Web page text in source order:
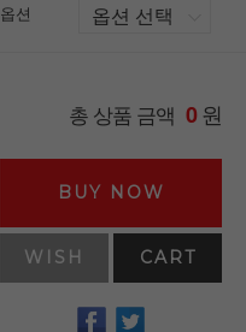
옵션
총 상품 금액 0원
BUY NOW
WISH CART